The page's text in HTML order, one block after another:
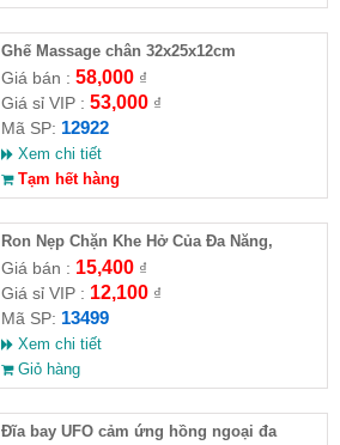
Ghế Massage chân 32x25x12cm
Giá bán : 58,000₫
Giá sỉ VIP : 53,000₫
Mã SP: 12922
Xem chi tiết
Tạm hết hàng
Ron Nẹp Chặn Khe Hở Của Đa Năng,
Chống Côn Trùng( HĐ )
Giá bán : 15,400₫
Giá sỉ VIP : 12,100₫
Mã SP: 13499
Xem chi tiết
Giỏ hàng
Đĩa bay UFO cảm ứng hồng ngoại đa